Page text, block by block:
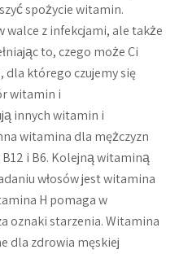
spożycie witamin.
walce z infekcjami, ale także
to, czego może Ci
dla którego czujemy się
witamin i
innych witamin i
witamina dla mężczyzn
i B6. Kolejną witaminą
włosów jest witamina
H pomaga w
oznaki starzenia. Witamina
dla zdrowia męskiej